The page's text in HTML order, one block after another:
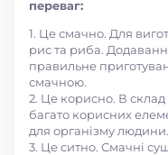
переваг:
1. Це смачно. Для
рис та риба.
правильне
смачною.
2. Це корисно. В склад
багато корисних
для організму людини.
3. Це ситно. Смачні